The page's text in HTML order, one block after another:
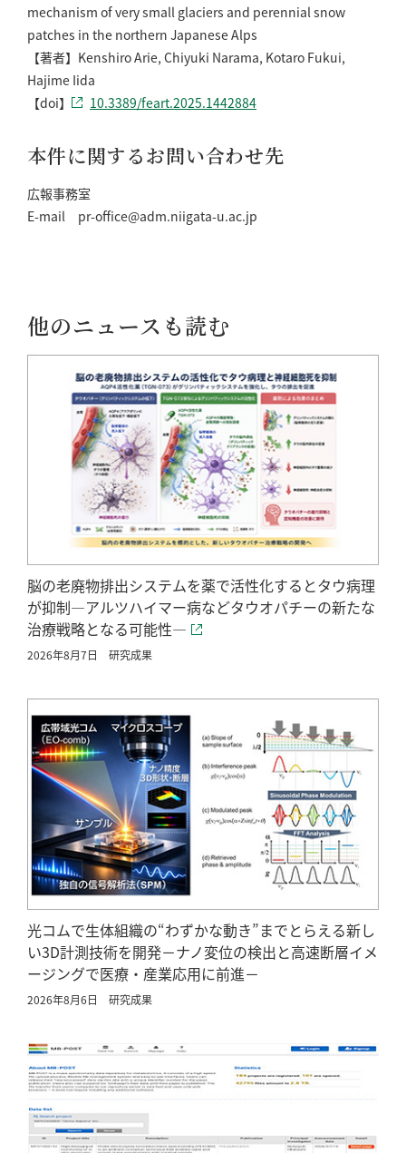
mechanism of very small glaciers and perennial snow
patches in the northern Japanese Alps
【著者】Kenshiro Arie, Chiyuki Narama, Kotaro Fukui,
Hajime Iida
【doi】
10.3389/feart.2025.1442884
本件に関するお問い合わせ先
広報事務室
E-mail pr-office@adm.niigata-u.ac.jp
他のニュースも読む
脳の老廃物排出システムを薬で活性化するとタウ病理
が抑制―アルツハイマー病などタウオパチーの新たな
治療戦略となる可能性―
2026年8月7日 研究成果
光コムで生体組織の“わずかな動き”までとらえる新し
い3D計測技術を開発－ナノ変位の検出と高速断層イメ
ージングで医療・産業応用に前進－
2026年8月6日 研究成果